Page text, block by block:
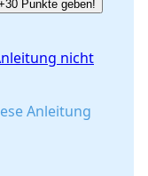
Punkte geben!
nicht
Anleitung